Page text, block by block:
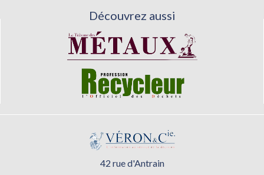
Découvrez aussi
42 rue d'Antrain